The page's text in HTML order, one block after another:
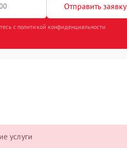
Отправить заявку
с политикой конфиденциальности
услуги